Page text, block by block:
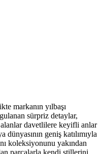
markanın yılbaşı
sürpriz detaylar,
alanlar davetlilere keyifli anlar
geniş katılımıyla
koleksiyonunu yakından
parçalarla kendi stillerini